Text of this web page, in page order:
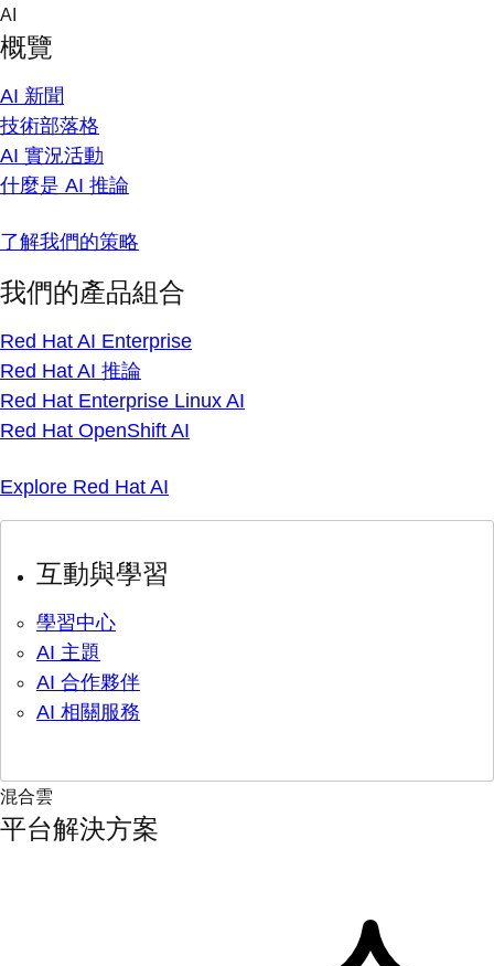
Skip
content
AI
概覽
AI 新聞
技術部落格
AI 實況活動
什麼是 AI 推論
了解我們的策略
我們的產品組合
Red Hat AI Enterprise
Red Hat AI 推論
Red Hat Enterprise Linux AI
Red Hat OpenShift AI
Explore Red Hat AI
互動與學習
學習中心
AI 主題
AI 合作夥伴
AI 相關服務
混合雲
平台解決方案